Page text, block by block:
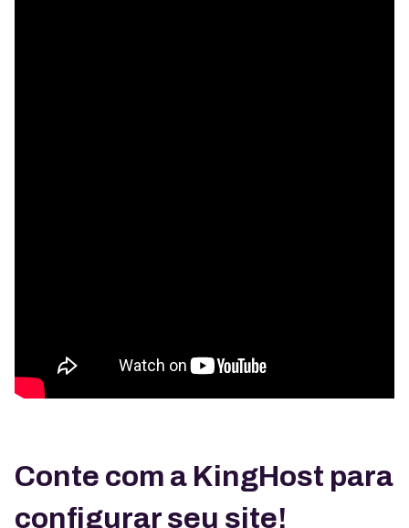
Conte com a KingHost para
configurar seu site!